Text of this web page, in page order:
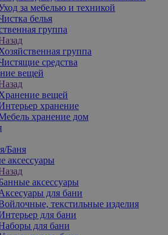
за мебелью и техникой
белья
группа
группа
средства
вещей
вещей
хранение
хранение дом
Баня
аксессуары
аксессуары
для бани
текстильные изделия
для бани
для бани